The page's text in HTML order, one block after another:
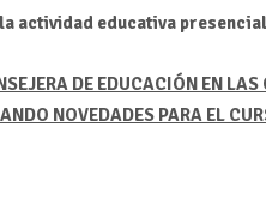
actividad educativa
DE EDUCACIÓN EN
NOVEDADES PARA EL